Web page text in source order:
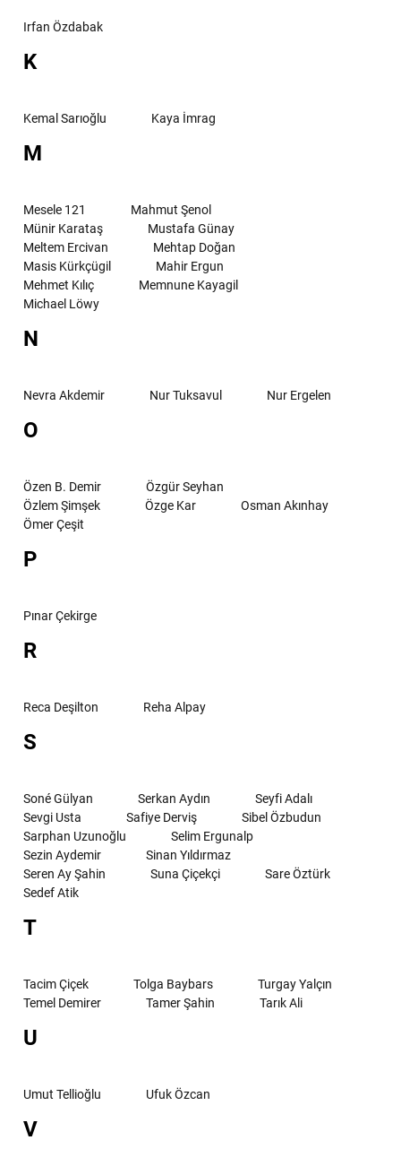
Irfan Özdabak
K
Kemal Sarıoğlu Kaya İmrag
M
Mesele 121
Mahmut Şenol
Münir Karataş
Mustafa Günay
Meltem Ercivan
Mehtap Doğan
Masis Kürkçügil
Mahir Ergun
Mehmet Kılıç
Memnune Kayagil
Michael Löwy
N
Nevra Akdemir Nur Tuksavul Nur Ergelen
O
Özen B. Demir
Özgür Seyhan
Özlem Şimşek
Özge Kar
Osman Akınhay
Ömer Çeşit
P
Pınar Çekirge
R
Reca Deşilton Reha Alpay
S
Soné Gülyan Serkan Aydın
Seyfi Adalı
Sevgi Usta
Safiye Derviş
Sibel Özbudun
Sarphan Uzunoğlu
Selim Ergunalp
Sezin Aydemir
Sinan Yıldırmaz
Seren Ay Şahin
Suna Çiçekçi
Sare Öztürk
Sedef Atik
T
Tacim Çiçek Tolga Baybars
Turgay Yalçın
Temel Demirer
Tamer Şahin Tarık Ali
U
Umut Tellioğlu Ufuk Özcan
V